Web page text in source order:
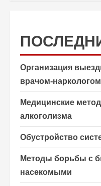
Организация
врачом-
Медицинские
алкоголизма
Обустройство
Методы борьбы с
насекомыми